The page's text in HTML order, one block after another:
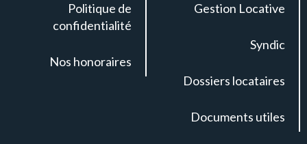
Politique de
confidentialité
Nos honoraires
Gestion Locative
Syndic
Dossiers locataires
Documents utiles